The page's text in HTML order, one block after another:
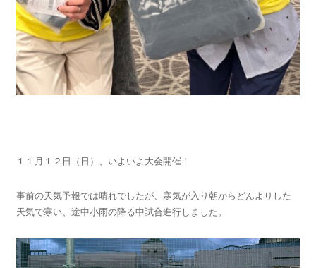
１１月１２日（日）、いよいよ大会開催！
事前の天気予報では晴れでしたが、寒気が入り朝からどんよりした
天気で寒い、途中小雨の降る中試合進行しました。